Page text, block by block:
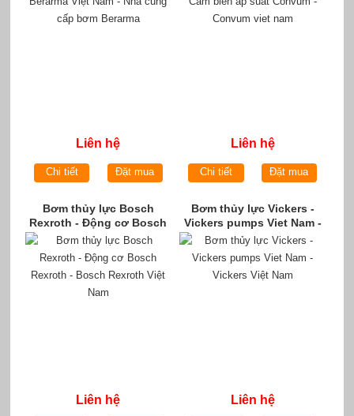
Liên hệ
Chi tiết Đặt mua
Liên hệ
Chi tiết Đặt mua
Bơm thủy lực Bosch
Rexroth - Động cơ Bosch
Rexroth - Bosch Rexroth
Việt Nam
Liên hệ
Bơm thủy lực Vickers -
Vickers pumps Viet Nam -
Vickers Việt Nam
Liên hệ